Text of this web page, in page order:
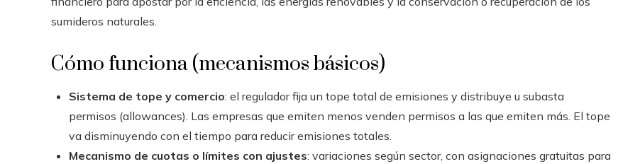
sumideros naturales.
Cómo funciona (mecanismos básicos)
Sistema de tope y comercio: el regulador fija un tope total de emisiones y distribuye u subasta
permisos (allowances). Las empresas que emiten menos venden permisos a las que emiten más. El tope
va disminuyendo con el tiempo para reducir emisiones totales.
Mecanismo de cuotas o límites con ajustes: variaciones según sector, con asignaciones gratuitas para